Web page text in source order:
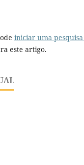
iniciar uma
este artigo.